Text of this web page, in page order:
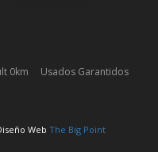
0km
Usados Garantidos
Web The Big Point